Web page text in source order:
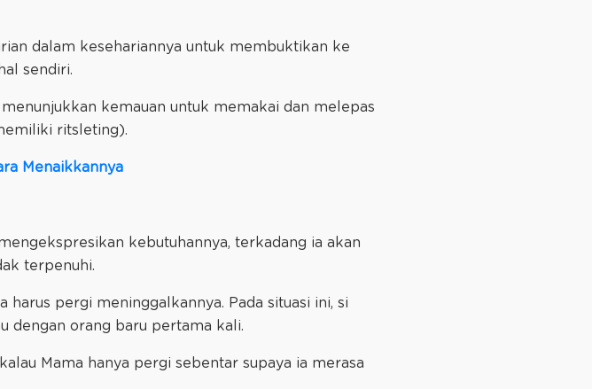
dalam kesehariannya untuk membuktikan ke
sendiri.
kemauan untuk memakai dan melepas
ritsleting).
Menaikkannya
kebutuhannya, terkadang ia akan
terpenuhi.
harus pergi meninggalkannya. Pada situasi ini, si
dengan orang baru pertama kali.
Mama hanya pergi sebentar supaya ia merasa